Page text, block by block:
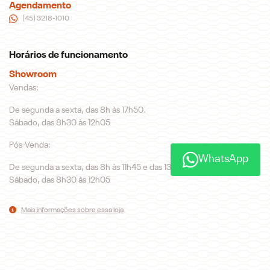
Agendamento
(45) 3218-1010
Horários de funcionamento
Showroom
Vendas:
De segunda a sexta, das 8h às 17h50.
Sábado, das 8h30 às 12h05
Pós-Venda:
De segunda a sexta, das 8h às 11h45 e das 13h30 às 17h50.
Sábado, das 8h30 às 12h05
Mais informações sobre essa loja
WhatsApp